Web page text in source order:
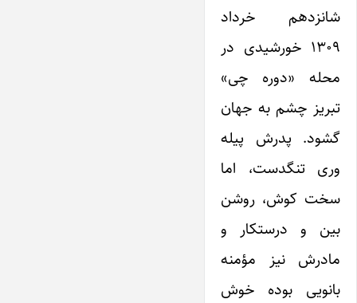
شانزدهم خرداد
۱۳۰۹ خورشیدی در
محله «دوره چی»
تبریز چشم به جهان
گشود. پدرش پیله
وری تنگدست، اما
سخت کوش، روشن
بین و درستکار و
مادرش نیز مؤمنه
بانویی بوده خوش